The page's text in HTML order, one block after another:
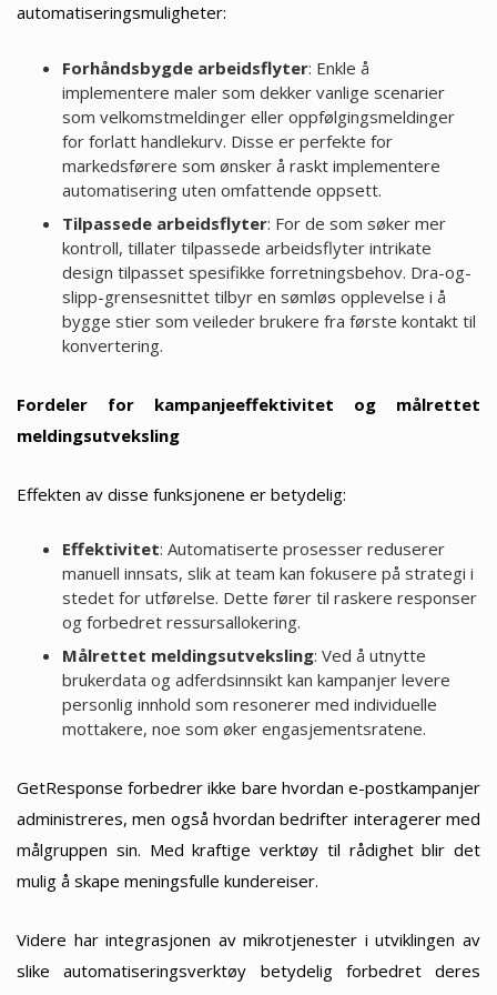
automatiseringsmuligheter:
Forhåndsbygde arbeidsflyter: Enkle å
implementere maler som dekker vanlige scenarier
som velkomstmeldinger eller oppfølgingsmeldinger
for forlatt handlekurv. Disse er perfekte for
markedsførere som ønsker å raskt implementere
automatisering uten omfattende oppsett.
Tilpassede arbeidsflyter: For de som søker mer
kontroll, tillater tilpassede arbeidsflyter intrikate
design tilpasset spesifikke forretningsbehov. Dra-og-
slipp-grensesnittet tilbyr en sømløs opplevelse i å
bygge stier som veileder brukere fra første kontakt til
konvertering.
Fordeler for kampanjeeffektivitet og målrettet
meldingsutveksling
Effekten av disse funksjonene er betydelig:
Effektivitet: Automatiserte prosesser reduserer
manuell innsats, slik at team kan fokusere på strategi i
stedet for utførelse. Dette fører til raskere responser
og forbedret ressursallokering.
Målrettet meldingsutveksling: Ved å utnytte
brukerdata og adferdsinnsikt kan kampanjer levere
personlig innhold som resonerer med individuelle
mottakere, noe som øker engasjementsratene.
GetResponse forbedrer ikke bare hvordan e-postkampanjer
administreres, men også hvordan bedrifter interagerer med
målgruppen sin. Med kraftige verktøy til rådighet blir det
mulig å skape meningsfulle kundereiser.
Videre har integrasjonen av mikrotjenester i utviklingen av
slike automatiseringsverktøy betydelig forbedret deres